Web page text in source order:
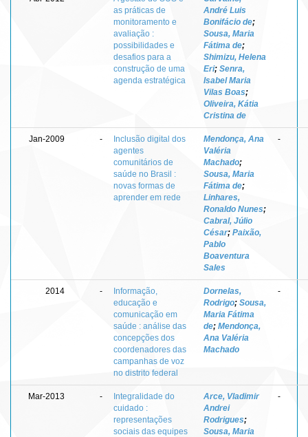
as práticas de
monitoramento e
avaliação :
possibilidades e
desafios para a
construção de uma
agenda estratégica
André Luis
Bonifácio de;
Sousa, Maria
Fátima de;
Shimizu, Helena
Eri; Senra,
Isabel Maria
Vilas Boas;
Oliveira, Kátia
Cristina de
Jan-2009 -
Inclusão digital dos
agentes
comunitários de
saúde no Brasil :
novas formas de
aprender em rede
Mendonça, Ana
Valéria
Machado;
Sousa, Maria
Fátima de;
Linhares,
Ronaldo Nunes;
Cabral, Júlio
César; Paixão,
Pablo
Boaventura
Sales
-
2014 -
Informação,
educação e
comunicação em
saúde : análise das
concepções dos
coordenadores das
campanhas de voz
no distrito federal
Dornelas,
Rodrigo; Sousa,
Maria Fátima
de; Mendonça,
Ana Valéria
Machado
-
Mar-2013 -
Integralidade do
cuidado :
representações
sociais das equipes
Arce, Vladimir
Andrei
Rodrigues;
Sousa, Maria
-